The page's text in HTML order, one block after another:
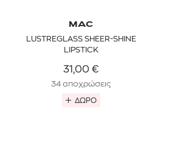
MAC
LUSTREGLASS SHEER-SHINE
LIPSTICK
31,00 €
34 αποχρώσεις
ΔΩΡΟ